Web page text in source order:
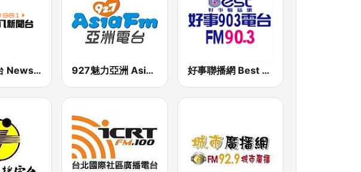
九八新聞台 News98 FM 98.1 927魅力亞洲 Asia FM 亞洲電台 好事聯播網 Best Radio FM90.3